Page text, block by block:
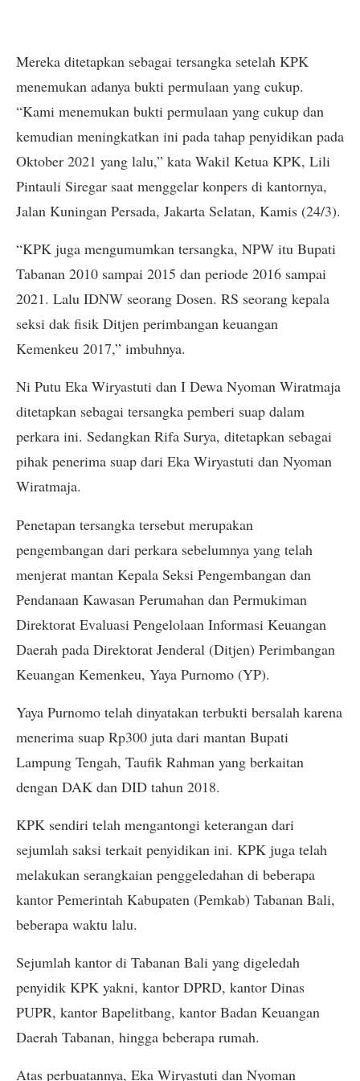
Mereka ditetapkan sebagai tersangka setelah KPK
menemukan adanya bukti permulaan yang cukup.
“Kami menemukan bukti permulaan yang cukup dan
kemudian meningkatkan ini pada tahap penyidikan pada
Oktober 2021 yang lalu,” kata Wakil Ketua KPK, Lili
Pintauli Siregar saat menggelar konpers di kantornya,
Jalan Kuningan Persada, Jakarta Selatan, Kamis (24/3).
“KPK juga mengumumkan tersangka, NPW itu Bupati
Tabanan 2010 sampai 2015 dan periode 2016 sampai
2021. Lalu IDNW seorang Dosen. RS seorang kepala
seksi dak fisik Ditjen perimbangan keuangan
Kemenkeu 2017,” imbuhnya.
Ni Putu Eka Wiryastuti dan I Dewa Nyoman Wiratmaja
ditetapkan sebagai tersangka pemberi suap dalam
perkara ini. Sedangkan Rifa Surya, ditetapkan sebagai
pihak penerima suap dari Eka Wiryastuti dan Nyoman
Wiratmaja.
Penetapan tersangka tersebut merupakan
pengembangan dari perkara sebelumnya yang telah
menjerat mantan Kepala Seksi Pengembangan dan
Pendanaan Kawasan Perumahan dan Permukiman
Direktorat Evaluasi Pengelolaan Informasi Keuangan
Daerah pada Direktorat Jenderal (Ditjen) Perimbangan
Keuangan Kemenkeu, Yaya Purnomo (YP).
Yaya Purnomo telah dinyatakan terbukti bersalah karena
menerima suap Rp300 juta dari mantan Bupati
Lampung Tengah, Taufik Rahman yang berkaitan
dengan DAK dan DID tahun 2018.
KPK sendiri telah mengantongi keterangan dari
sejumlah saksi terkait penyidikan ini. KPK juga telah
melakukan serangkaian penggeledahan di beberapa
kantor Pemerintah Kabupaten (Pemkab) Tabanan Bali,
beberapa waktu lalu.
Sejumlah kantor di Tabanan Bali yang digeledah
penyidik KPK yakni, kantor DPRD, kantor Dinas
PUPR, kantor Bapelitbang, kantor Badan Keuangan
Daerah Tabanan, hingga beberapa rumah.
Atas perbuatannya, Eka Wiryastuti dan Nyoman